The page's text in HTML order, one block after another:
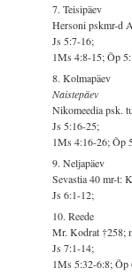
7. Teisipäev
Hersoni pskmr-d
Js 5:7-16;
1Ms 4:8-15; Õp
8. Kolmapäev
Naistepäev
Nikomeedia psk.
Js 5:16-25;
1Ms 4:16-26; Õp
9. Neljapäev
Sevastia 40 mr-t:
Js 6:1-12;
10. Reede
Mr. Kodrat †258;
Js 7:1-14;
1Ms 5:32-6:8; Õp